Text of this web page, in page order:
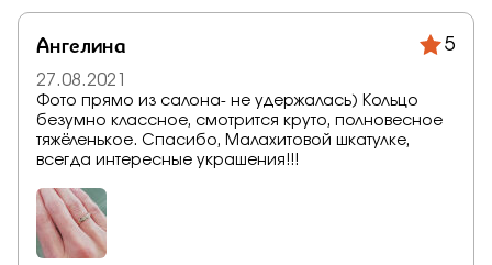
Ангелина 5
27.08.2021
Фото прямо из салона- не удержалась) Кольцо
безумно классное, смотрится круто, полновесное
тяжёленькое. Спасибо, Малахитовой шкатулке,
всегда интересные украшения!!!